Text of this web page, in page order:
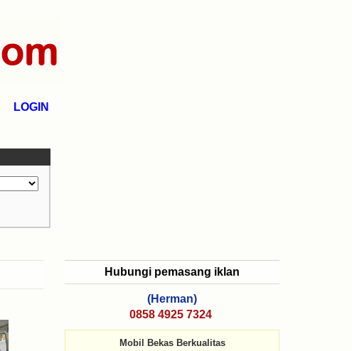
LOGIN
Hubungi pemasang iklan
(Herman)
0858 4925 7324
Mobil Bekas Berkualitas